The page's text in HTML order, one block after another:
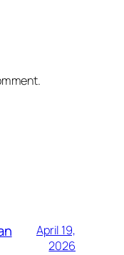
April 19,
2026